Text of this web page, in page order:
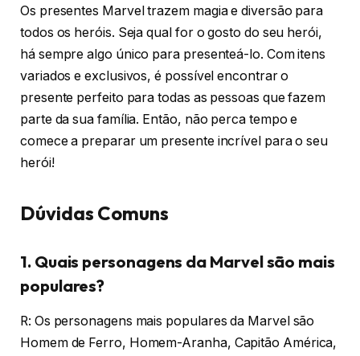
Os presentes Marvel trazem magia e diversão para
todos os heróis. Seja qual for o gosto do seu herói,
há sempre algo único para presenteá-lo. Com itens
variados e exclusivos, é possível encontrar o
presente perfeito para todas as pessoas que fazem
parte da sua família. Então, não perca tempo e
comece a preparar um presente incrível para o seu
herói!
Dúvidas Comuns
1. Quais personagens da Marvel são mais
populares?
R: Os personagens mais populares da Marvel são
Homem de Ferro, Homem-Aranha, Capitão América,